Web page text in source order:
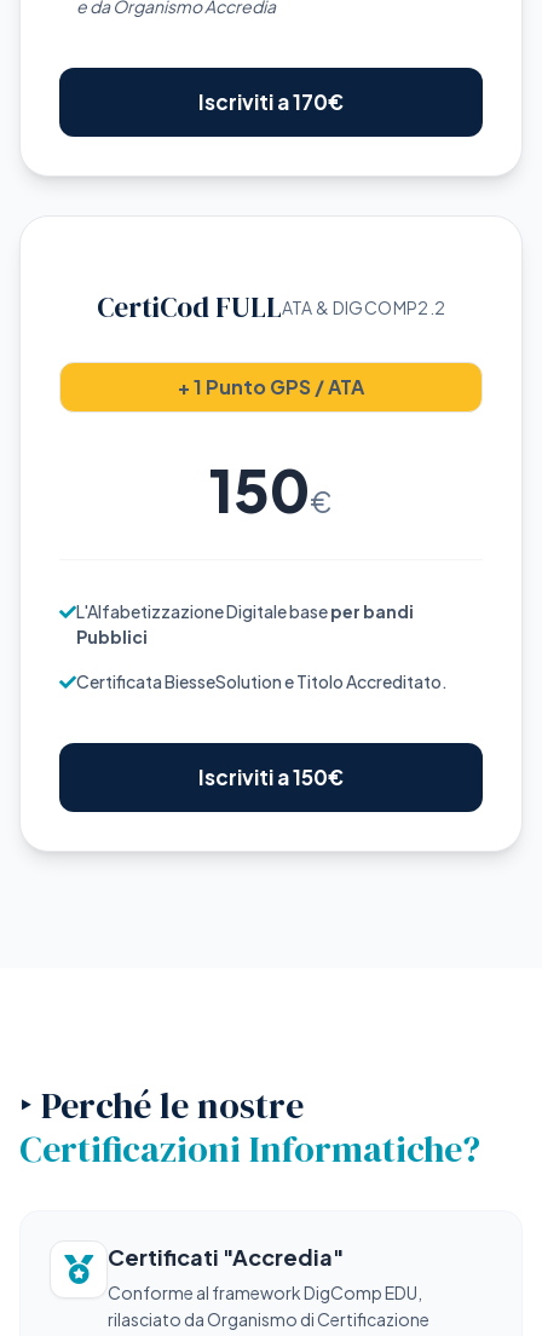
e da Organismo Accredia
Iscriviti a 170€
CertiCod FULLATA & DIGCOMP2.2
+ 1 Punto GPS / ATA
150€
L'Alfabetizzazione Digitale baseper bandi
Pubblici
Certificata BiesseSolution e Titolo Accreditato.
Iscriviti a 150€
‣ Perché le nostre
Certificazioni Informatiche?
Certificati "Accredia"
Conforme al framework DigComp EDU,
rilasciato da Organismo di Certificazione